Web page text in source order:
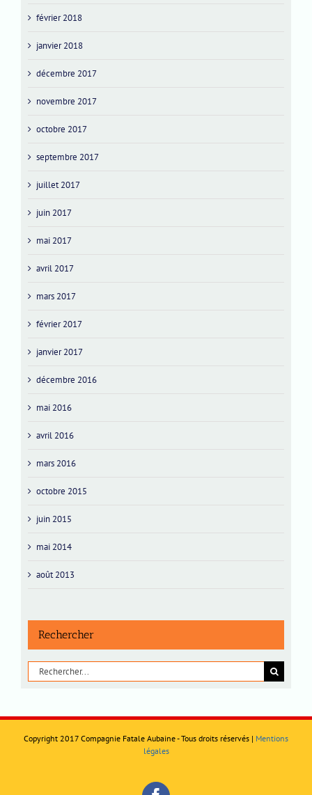
février 2018
janvier 2018
décembre 2017
novembre 2017
octobre 2017
septembre 2017
juillet 2017
juin 2017
mai 2017
avril 2017
mars 2017
février 2017
janvier 2017
décembre 2016
mai 2016
avril 2016
mars 2016
octobre 2015
juin 2015
mai 2014
août 2013
Rechercher
Rechercher:
Copyright 2017 Compagnie Fatale Aubaine - Tous droits réservés | Mentions
légales